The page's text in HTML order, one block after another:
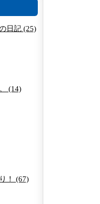
日記 (25)
(14)
！ (67)